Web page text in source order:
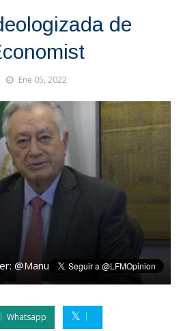
de
Ene 05, 2022
@ManuelBartlett
Whatsapp